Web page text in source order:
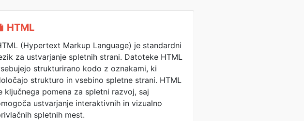
HTML
(Hypertext Markup Language) je standardni
za ustvarjanje spletnih strani. Datoteke HTML
strukturirano kodo z oznakami, ki
strukturo in vsebino spletne strani. HTML
ključnega pomena za spletni razvoj, saj
ustvarjanje interaktivnih in vizualno
spletnih mest.